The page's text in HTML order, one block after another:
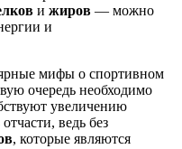
и жиров — можно
и
мифы о спортивном
очередь необходимо
увеличению
ведь без
, которые являются